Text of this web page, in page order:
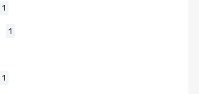
1
1
1